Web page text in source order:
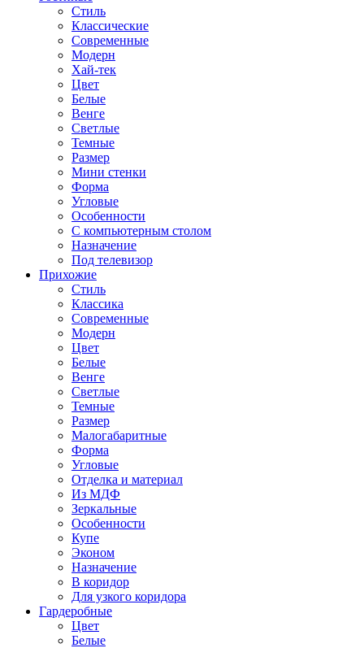
Стиль
Классические
Современные
Модерн
Хай-тек
Цвет
Белые
Венге
Светлые
Темные
Размер
Мини стенки
Форма
Угловые
Особенности
С компьютерным столом
Назначение
Под телевизор
Прихожие
Стиль
Классика
Современные
Модерн
Цвет
Белые
Венге
Светлые
Темные
Размер
Малогабаритные
Форма
Угловые
Отделка и материал
Из МДФ
Зеркальные
Особенности
Купе
Эконом
Назначение
В коридор
Для узкого коридора
Гардеробные
Цвет
Белые